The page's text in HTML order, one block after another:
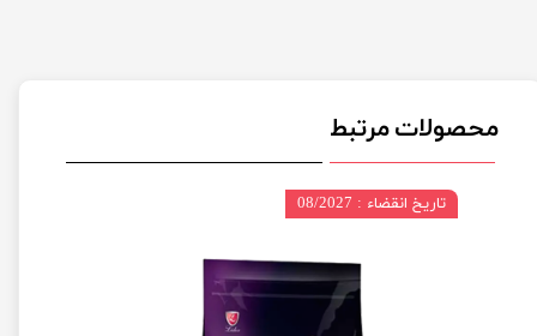
محصولات مرتبط
تاریخ انقضاء : 08/2027